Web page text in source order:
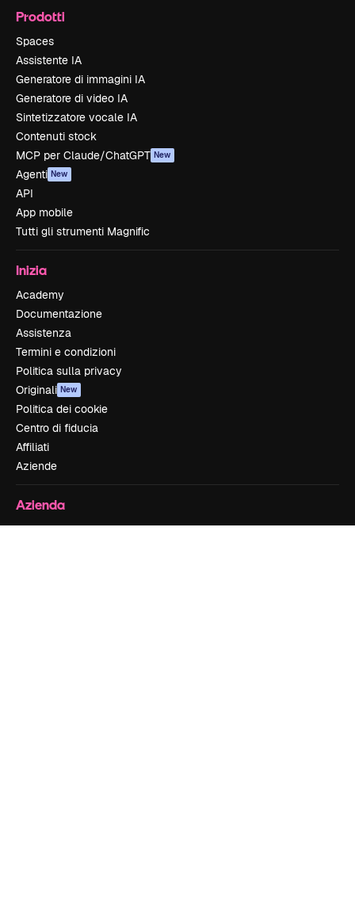
Prodotti
Spaces
Assistente IA
Generatore di immagini IA
Generatore di video IA
Sintetizzatore vocale IA
Contenuti stock
MCP per Claude/ChatGPT New
Agenti New
API
App mobile
Tutti gli strumenti Magnific
Inizia
Academy
Documentazione
Assistenza
Termini e condizioni
Politica sulla privacy
Originali New
Politica dei cookie
Centro di fiducia
Affiliati
Aziende
Azienda
Prezzi